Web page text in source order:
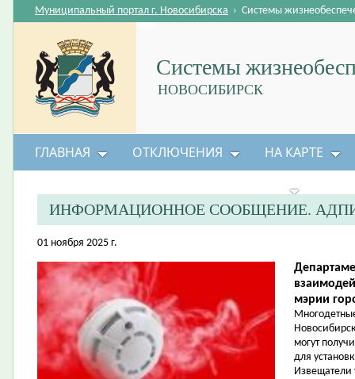
Системы
НОВОСИБИРСК
Муниципальный портал г. Новосибирска › Системы
ГЛАВНАЯ ОТКЛЮЧЕНИЯ НА КАРТЕ
ИНФОРМАЦИОННОЕ СООБЩЕНИЕ.
01 ноября 2025 г.
мэрии
могут
для